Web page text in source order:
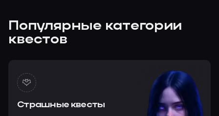
Популярные категории
квестов
Страшные квесты